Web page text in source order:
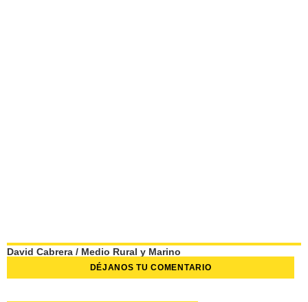
David Cabrera / Medio Rural y Marino
DÉJANOS TU COMENTARIO